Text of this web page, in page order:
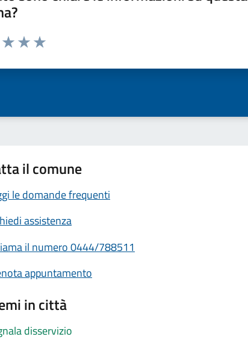
1 a 5 stelle la pagina
il comune
le domande frequenti
assistenza
il numero 0444/788511
appuntamento
in città
disservizio